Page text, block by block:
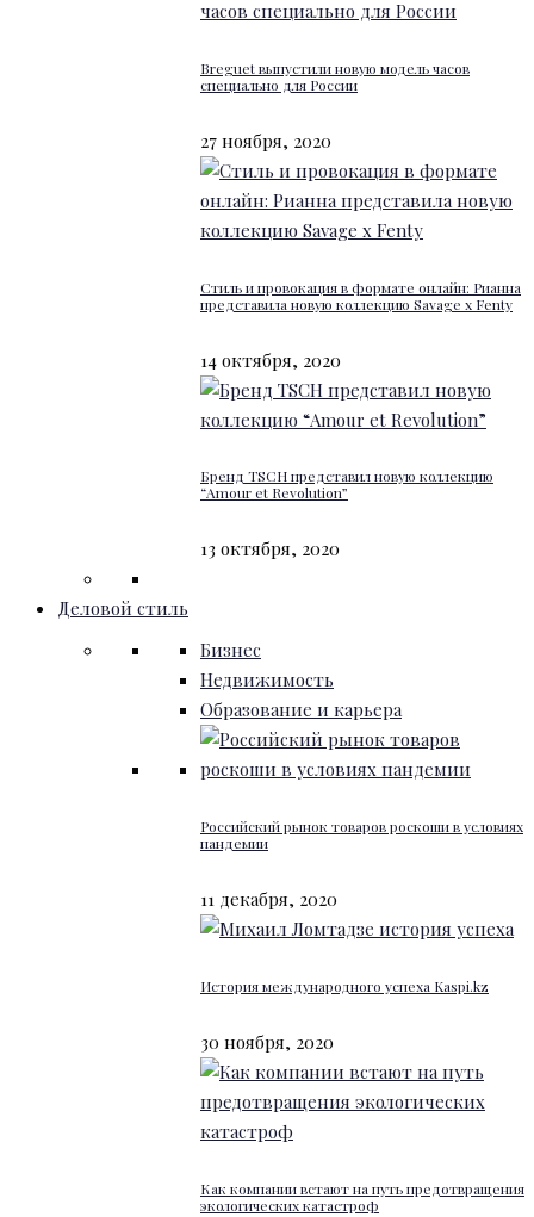
Breguet выпустили новую модель часов
специально для России
27 ноября, 2020
Стиль и провокация в формате онлайн: Рианна
представила новую коллекцию Savage x Fenty
14 октября, 2020
Бренд TSCH представил новую коллекцию
“Amour et Revolution”
13 октября, 2020
Деловой стиль
Бизнес
Недвижимость
Образование и карьера
Российский рынок товаров роскоши в условиях
пандемии
11 декабря, 2020
История международного успеха Kaspi.kz
30 ноября, 2020
Как компании встают на путь предотвращения
экологических катастроф